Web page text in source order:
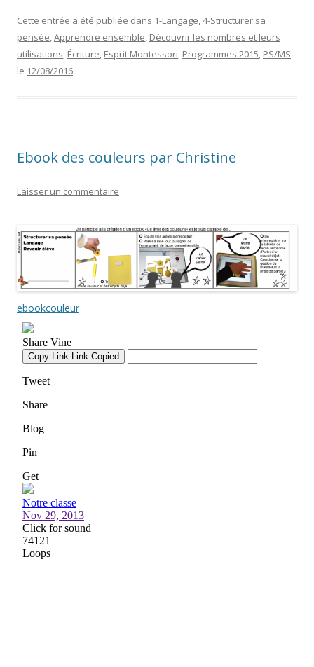
Cette entrée a été publiée dans 1-Langage,4-Structurer sa
pensée,Apprendre ensemble, Découvrir les nombres et leurs
utilisations, Écriture, Esprit Montessori, Programmes 2015, PS/MS
le 12/08/2016 .
Ebook des couleurs par Christine
Laisser un commentaire
ebookcouleur